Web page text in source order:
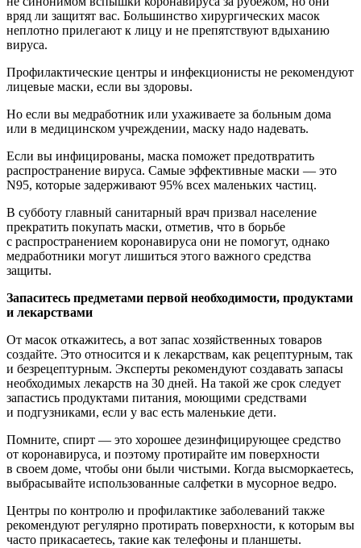
вряд ли защитят вас. Большинство хирургических масок
неплотно прилегают к лицу и не препятствуют вдыханию
вируса.
Профилактические центры и инфекционисты не рекомендуют
лицевые маски, если вы здоровы.
Но если вы медработник или ухаживаете за больным дома
или в медицинском учреждении, маску надо надевать.
Если вы инфицированы, маска поможет предотвратить
распространение вируса. Самые эффективные маски — это
N95, которые задерживают 95% всех маленьких частиц.
В субботу главный санитарный врач призвал население
прекратить покупать маски, отметив, что в борьбе
с распространением коронавируса они не помогут, однако
медработники могут лишиться этого важного средства
защиты.
Запаситесь предметами первой необходимости, продуктами
и лекарствами
От масок откажитесь, а вот запас хозяйственных товаров
создайте. Это относится и к лекарствам, как рецептурным, так
и безрецептурным. Эксперты рекомендуют создавать запасы
необходимых лекарств на 30 дней. На такой же срок следует
запастись продуктами питания, моющими средствами
и подгузниками, если у вас есть маленькие дети.
Помните, спирт — это хорошее дезинфицирующее средство
от коронавируса, и поэтому протирайте им поверхности
в своем доме, чтобы они были чистыми. Когда высморкаетесь,
выбрасывайте использованные салфетки в мусорное ведро.
Центры по контролю и профилактике заболеваний также
рекомендуют регулярно протирать поверхности, к которым вы
часто прикасаетесь, такие как телефоны и планшеты.